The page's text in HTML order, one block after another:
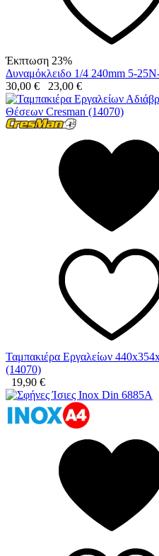
Έκπτωση 23%
Δυναμόκλειδο 1/4 240mm 5-
30,00 € 23,00 €
Ταμπακιέρα Εργαλείων
(14070)
19,90 €